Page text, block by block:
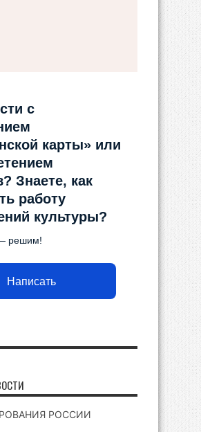
с
карты» или
Знаете, как
работу
культуры?
решим!
Написать
РОССИИ